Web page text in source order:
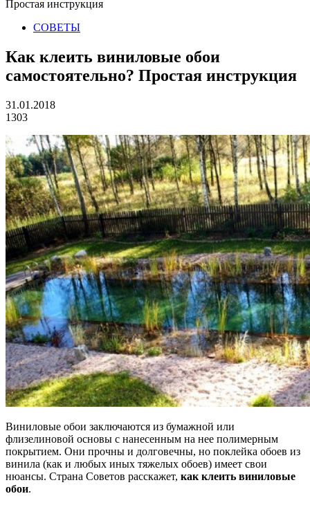
Простая инструкция
СОВЕТЫ
Как клеить виниловые обои
самостоятельно? Простая инструкция
31.01.2018
1303
Виниловые обои заключаются из бумажной или
флизелиновой основы с нанесенным на нее полимерным
покрытием. Они прочны и долговечны, но поклейка обоев из
винила (как и любых иных тяжелых обоев) имеет свои
нюансы. Страна Советов расскажет, как клеить виниловые
обои.